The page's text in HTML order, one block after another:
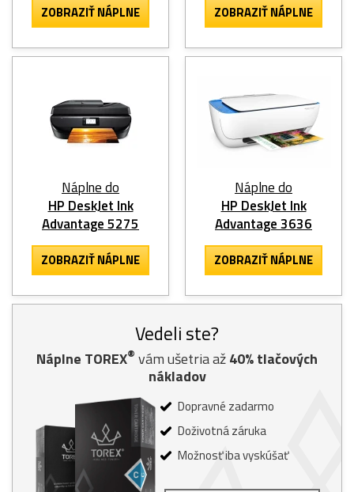
ZOBRAZIŤ NÁPLNE ZOBRAZIŤ NÁPLNE
Náplne do
HP DeskJet Ink
Advantage 5275
ZOBRAZIŤ NÁPLNE
Náplne do
HP DeskJet Ink
Advantage 3636
ZOBRAZIŤ NÁPLNE
Vedeli ste?
Náplne TOREX® vám ušetria až40% tlačových
nákladov
Dopravné zadarmo
Doživotná záruka
Možnosť iba vyskúšať